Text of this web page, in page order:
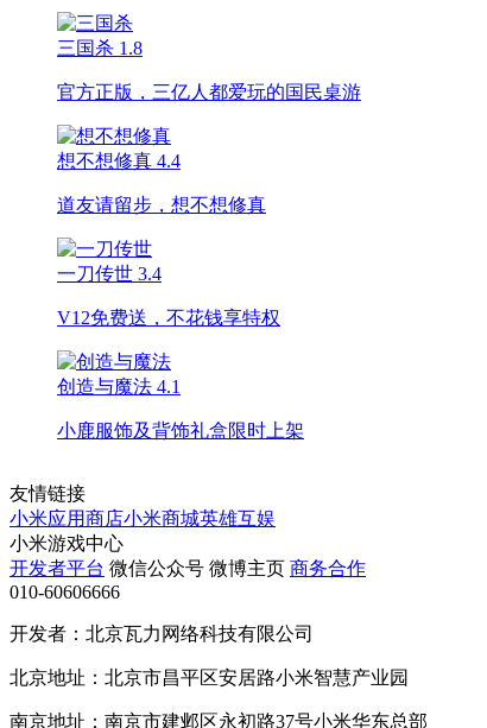
三国杀 1.8
官方正版，三亿人都爱玩的国民桌游
想不想修真 4.4
道友请留步，想不想修真
一刀传世 3.4
V12免费送，不花钱享特权
创造与魔法 4.1
小鹿服饰及背饰礼盒限时上架
友情链接
小米应用商店小米商城英雄互娱
小米游戏中心
开发者平台 微信公众号 微博主页 商务合作
010-60606666
开发者：北京瓦力网络科技有限公司
北京地址：北京市昌平区安居路小米智慧产业园
南京地址：南京市建邺区永初路37号小米华东总部